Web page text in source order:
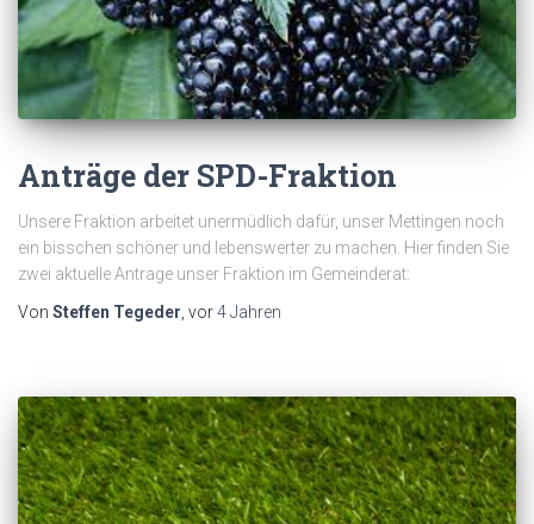
Anträge der SPD-Fraktion
Unsere Fraktion arbeitet unermüdlich dafür, unser Mettingen noch
ein bisschen schöner und lebenswerter zu machen. Hier finden Sie
zwei aktuelle Antrage unser Fraktion im Gemeinderat:
Von Steffen Tegeder , vor4 Jahren